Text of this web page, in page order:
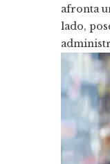
afronta
lado,